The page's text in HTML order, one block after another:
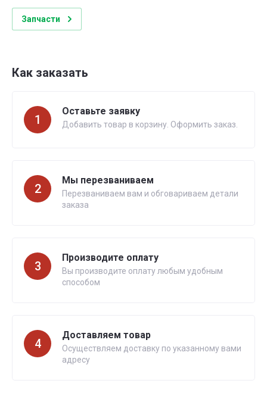
Запчасти
Как заказать
1
Оставьте заявку
Добавить товар в корзину. Оформить заказ.
2
Мы перезваниваем
Перезваниваем вам и обговариваем детали
заказа
3
Производите оплату
Вы производите оплату любым удобным
способом
4
Доставляем товар
Осуществляем доставку по указанному вами
адресу